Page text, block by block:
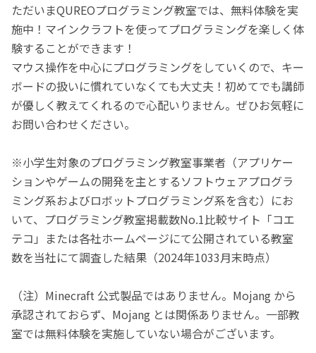
ただいまQUREOプログラミング教室では、無料体験を実
施中！マインクラフトを使ってプログラミングを楽しく体
験することができます！
マウス操作を中心にプログラミングをしていくので、キー
ボードの扱いに慣れていなくても大丈夫！初めてでも講師
が優しく教えてくれるので心配いりません。ぜひお気軽に
お問い合わせください。
※小学生対象のプログラミング教室事業者（アプリケー
ションやゲームの開発を主とするソフトウェアプログラ
ミング系およびロボットプログラミング系を含む）にお
いて、プログラミング教室掲載数No.1比較サイト「コエ
テコ」または各社ホームページにて公開されている教室
数を当社にて調査した結果（2024年1033月末時点）
（注）Minecraft 公式製品ではありません。Mojang から
承認されておらず、Mojang とは関係ありません。一部教
室では無料体験を実施していない場合がございます。